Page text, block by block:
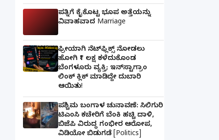
ಪತ್ನಿಗೆ ಕೈಕೊಟ್ಟ ಭೂಪ ಅತ್ತೆಯನ್ನು
ವಿವಾಹವಾದ Marriage
ಫ್ರೀಯಾಗಿ ನೆಟ್‌ಫ್ಲಿಕ್ಸ್ ನೋಡಲು
ಹೋಗಿ ₹1 ಲಕ್ಷ ಕಳೆದುಕೊಂಡ
ಬೆಂಗಳೂರು ವ್ಯಕ್ತಿ; ಇನ್‌ಸ್ಟಾಗ್ರಾಂ
ಲಿಂಕ್ ಕ್ಲಿಕ್ ಮಾಡಿದ್ದೇ ದುಬಾರಿ
ಆಯಿತು!
ಪಶ್ಚಿಮ ಬಂಗಾಳ ಚುನಾವಣೆ: ಸಿಲಿಗುರಿ
ಟಿಎಂಸಿ ಕಚೇರಿಗೆ ಬೆಂಕಿ ಹಚ್ಚಿ ದಾಳಿ,
ಬಿಜೆಪಿ ವಿರುದ್ಧ ಗಂಭೀರ ಆರೋಪ,
ವಿಡಿಯೋ ಬಿಡುಗಡೆ [Politics]